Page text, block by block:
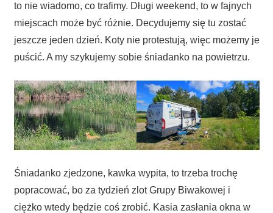
to nie wiadomo, co trafimy. Długi weekend, to w fajnych
miejscach może być różnie. Decydujemy się tu zostać
jeszcze jeden dzień. Koty nie protestują, więc możemy je
puścić. A my szykujemy sobie śniadanko na powietrzu.
Śniadanko zjedzone, kawka wypita, to trzeba trochę
popracować, bo za tydzień zlot Grupy Biwakowej i
ciężko wtedy będzie coś zrobić. Kasia zasłania okna w